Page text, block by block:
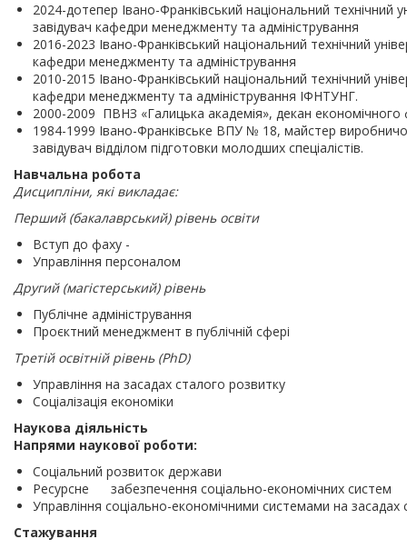
2024-дотепер Івано-Франківський національний технічний
завідувач кафедри менеджменту та адміністрування
2016-2023 Івано-Франківський національний технічний
кафедри менеджменту та адміністрування
2010-2015 Івано-Франківський національний технічний
кафедри менеджменту та адміністрування ІФНТУНГ.
2000-2009 ПВНЗ «Галицька академія», декан
1984-1999 Івано-Франківське ВПУ № 18, майстер
завідувач відділом підготовки молодших спеціалістів.
Навчальна робота
Дисципліни, які викладає:
Перший (бакалаврський) рівень освіти
Вступ до фаху -
Управління персоналом
Другий (магістерський) рівень
Публічне адміністрування
Проєктний менеджмент в публічній сфері
Третій освітній рівень (PhD)
Управління на засадах сталого розвитку
Соціалізація економіки
Наукова діяльність
Напрями наукової роботи:
Соціальний розвиток держави
Ресурсне забезпечення соціально-економічних систем
Управління соціально-економічними системами на засадах
Стажування